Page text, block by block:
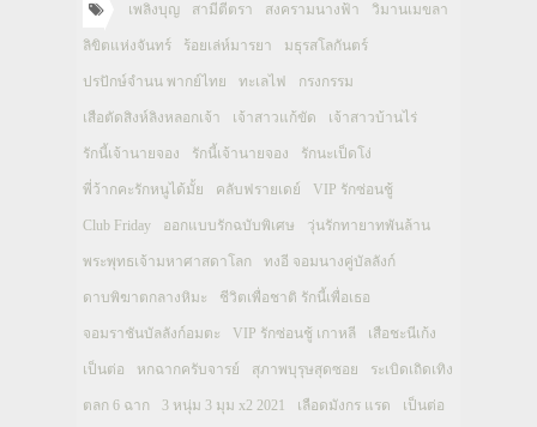
เพลิงบุญ สามีตีตรา สงครามนางฟ้า วิมานเมขลา
ลิขิตแห่งจันทร์ ร้อยเล่ห์มารยา มธุรสโลกันตร์
ปรปักษ์จำนน พากย์ไทย ทะเลไฟ กรงกรรม
เสือตัดสิงห์ลิงหลอกเจ้า เจ้าสาวแก้ขัด เจ้าสาวบ้านไร่
รักนี้เจ้านายจอง รักนี้เจ้านายจอง รักนะเป็ดโง่
พี่ว้ากคะรักหนูได้มั้ย คลับฟรายเดย์ VIP รักซ่อนชู้
Club Friday ออกแบบรักฉบับพิเศษ วุ่นรักทายาทพันล้าน
พระพุทธเจ้ามหาศาสดาโลก ทงอี จอมนางคู่บัลลังก์
ดาบพิฆาตกลางหิมะ ชีวิตเพื่อชาติ รักนี้เพื่อเธอ
จอมราชันบัลลังก์อมตะ VIP รักซ่อนชู้ เกาหลี เสือชะนีเก้ง
เป็นต่อ หกฉากครับจารย์ สุภาพบุรุษสุดซอย ระเบิดเถิดเทิง
ตลก 6 ฉาก 3 หนุ่ม 3 มุม x2 2021 เลือดมังกร แรด เป็นต่อ